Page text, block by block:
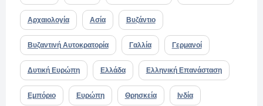
Αρχαιολογία Ασία Βυζάντιο
Βυζαντινή Αυτοκρατορία Γαλλία Γερμανοί
Δυτική Ευρώπη Ελλάδα Ελληνική Επανάσταση
Εμπόριο Ευρώπη Θρησκεία Ινδία